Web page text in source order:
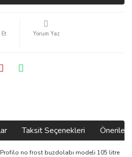
Et Yorum Yaz
Taksit Seçenekleri
no frost buzdolabı modeli 105 litre